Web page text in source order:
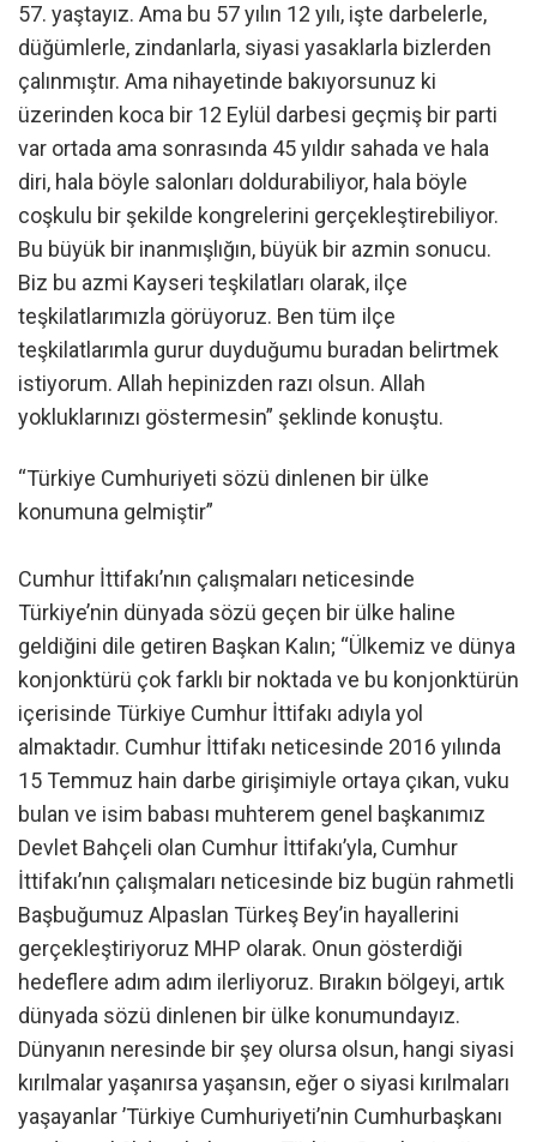
57. yaştayız. Ama bu 57 yılın 12 yılı, işte darbelerle,
düğümlerle, zindanlarla, siyasi yasaklarla bizlerden
çalınmıştır. Ama nihayetinde bakıyorsunuz ki
üzerinden koca bir 12 Eylül darbesi geçmiş bir parti
var ortada ama sonrasında 45 yıldır sahada ve hala
diri, hala böyle salonları doldurabiliyor, hala böyle
coşkulu bir şekilde kongrelerini gerçekleştirebiliyor.
Bu büyük bir inanmışlığın, büyük bir azmin sonucu.
Biz bu azmi Kayseri teşkilatları olarak, ilçe
teşkilatlarımızla görüyoruz. Ben tüm ilçe
teşkilatlarımla gurur duyduğumu buradan belirtmek
istiyorum. Allah hepinizden razı olsun. Allah
yokluklarınızı göstermesin” şeklinde konuştu.
“Türkiye Cumhuriyeti sözü dinlenen bir ülke
konumuna gelmiştir”
Cumhur İttifakı’nın çalışmaları neticesinde
Türkiye’nin dünyada sözü geçen bir ülke haline
geldiğini dile getiren Başkan Kalın; “Ülkemiz ve dünya
konjonktürü çok farklı bir noktada ve bu konjonktürün
içerisinde Türkiye Cumhur İttifakı adıyla yol
almaktadır. Cumhur İttifakı neticesinde 2016 yılında
15 Temmuz hain darbe girişimiyle ortaya çıkan, vuku
bulan ve isim babası muhterem genel başkanımız
Devlet Bahçeli olan Cumhur İttifakı’yla, Cumhur
İttifakı’nın çalışmaları neticesinde biz bugün rahmetli
Başbuğumuz Alpaslan Türkeş Bey’in hayallerini
gerçekleştiriyoruz MHP olarak. Onun gösterdiği
hedeflere adım adım ilerliyoruz. Bırakın bölgeyi, artık
dünyada sözü dinlenen bir ülke konumundayız.
Dünyanın neresinde bir şey olursa olsun, hangi siyasi
kırılmalar yaşanırsa yaşansın, eğer o siyasi kırılmaları
yaşayanlar ’Türkiye Cumhuriyeti’nin Cumhurbaşkanı